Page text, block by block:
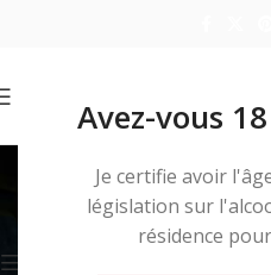
Avez-vous
Je certifie avoir
législation sur
résidence
Produits identifiés